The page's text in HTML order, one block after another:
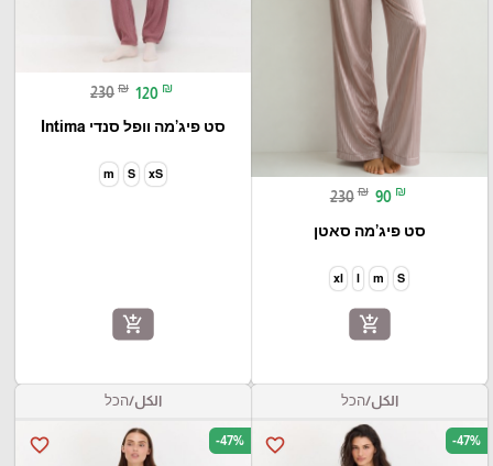
230 ₪ 90 ₪
סט פיג’מה סאטן
S
m
l
xl
add_shopping_cart
230 ₪ 120 ₪
סט פיג’מה וופל סנדי Intima
xS
S
m
add_shopping_cart
الكل/הכל
favorite_border -47%
الكل/הכל
favorite_border -47%